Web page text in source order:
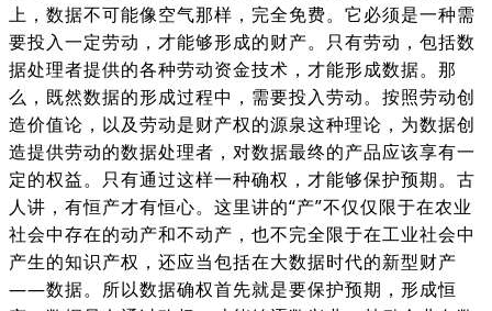
上，数据不可能像空气那样，完全免费。它必须是一种需
要投入一定劳动，才能够形成的财产。只有劳动，包括数
据处理者提供的各种劳动资金技术，才能形成数据。那
么，既然数据的形成过程中，需要投入劳动。按照劳动创
造价值论，以及劳动是财产权的源泉这种理论，为数据创
造提供劳动的数据处理者，对数据最终的产品应该享有一
定的权益。只有通过这样一种确权，才能够保护预期。古
人讲，有恒产才有恒心。这里讲的“产”不仅仅限于在农业
社会中存在的动产和不动产，也不完全限于在工业社会中
产生的知识产权，还应当包括在大数据时代的新型财产
——数据。所以数据确权首先就是要保护预期，形成恒